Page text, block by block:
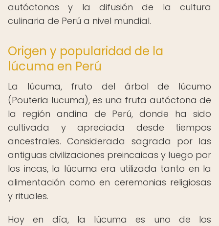
autóctonos y la difusión de la cultura
culinaria de Perú a nivel mundial.
Origen y popularidad de la
lúcuma en Perú
La lúcuma, fruto del árbol de lúcumo
(Pouteria lucuma), es una fruta autóctona de
la región andina de Perú, donde ha sido
cultivada y apreciada desde tiempos
ancestrales. Considerada sagrada por las
antiguas civilizaciones preincaicas y luego por
los incas, la lúcuma era utilizada tanto en la
alimentación como en ceremonias religiosas
y rituales.
Hoy en día, la lúcuma es uno de los